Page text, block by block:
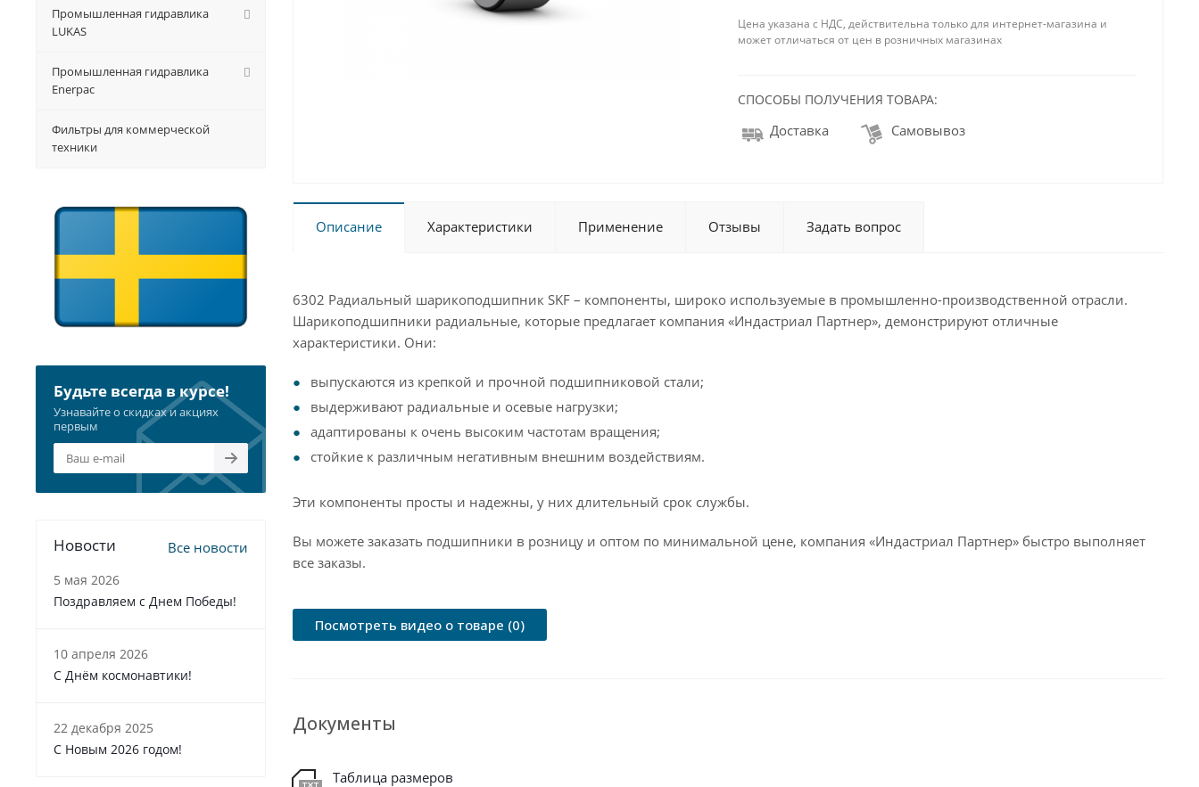
Цена указана с НДС, действительна только для интернет-магазина и
может отличаться от цен в розничных магазинах
СПОСОБЫ ПОЛУЧЕНИЯ ТОВАРА:
Доставка Самовывоз
Описание Характеристики Применение Отзывы Задать вопрос
6302 Радиальный шарикоподшипник SKF – компоненты, широко используемые в промышленно-производственной отрасли.
Шарикоподшипники радиальные, которые предлагает компания «Индастриал Партнер», демонстрируют отличные
характеристики. Они:
выпускаются из крепкой и прочной подшипниковой стали;
выдерживают радиальные и осевые нагрузки;
адаптированы к очень высоким частотам вращения;
стойкие к различным негативным внешним воздействиям.
Эти компоненты просты и надежны, у них длительный срок службы.
Вы можете заказать подшипники в розницу и оптом по минимальной цене, компания «Индастриал Партнер» быстро выполняет
все заказы.
Посмотреть видео о товаре (0)
Документы
Таблица размеров
Промышленная гидравлика
LUKAS
Промышленная гидравлика
Enerpac
Фильтры для коммерческой
техники
Будьте всегда в курсе!
Узнавайте о скидках и акциях
первым
Новости Все новости
5 мая 2026
Поздравляем с Днем Победы!
10 апреля 2026
С Днём космонавтики!
22 декабря 2025
C Новым 2026 годом!